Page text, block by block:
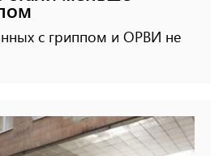
с гриппом и ОРВИ не